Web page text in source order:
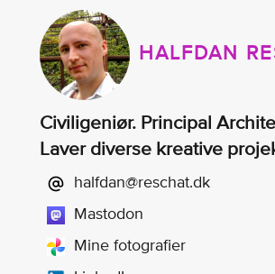
HALFDAN
Civiligeniør. Principal
Laver diverse kreative
halfdan@reschat.dk
Mastodon
Mine fotografier